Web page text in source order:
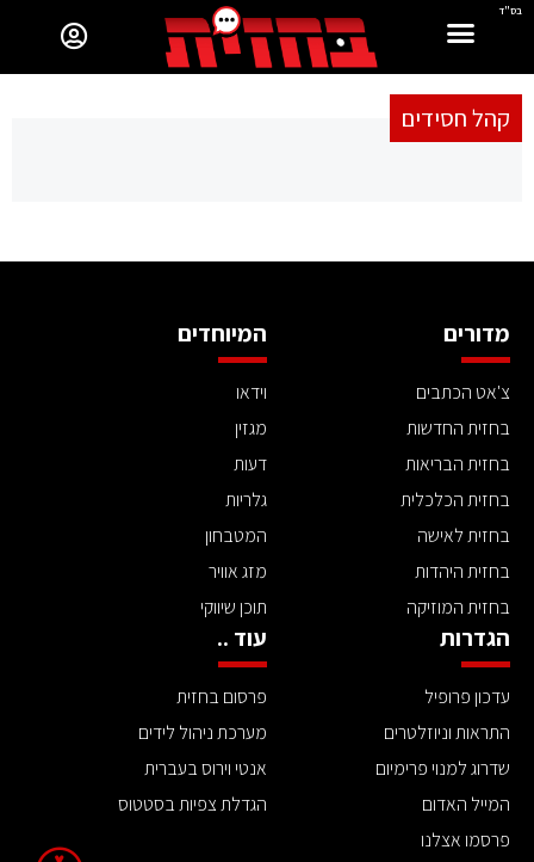
בס"ד
קהל חסידים
מדורים
צ'אט הכתבים
בחזית החדשות
בחזית הבריאות
בחזית הכלכלית
בחזית לאישה
בחזית היהדות
בחזית המוזיקה
המיוחדים
וידאו
מגזין
דעות
גלריות
המטבחון
מזג אוויר
תוכן שיווקי
הגדרות
עדכון פרופיל
התראות וניוזלטרים
שדרוג למנוי פרימיום
המייל האדום
פרסמו אצלנו
עוד ..
פרסום בחזית
מערכת ניהול לידים
אנטי וירוס בעברית
הגדלת צפיות בסטטוס